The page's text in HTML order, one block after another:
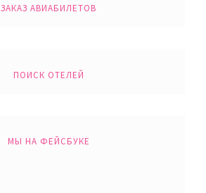
ЗАКАЗ АВИАБИЛЕТОВ
ПОИСК ОТЕЛЕЙ
МЫ НА ФЕЙСБУКЕ